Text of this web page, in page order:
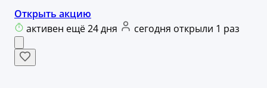
Открыть акцию
активен ещё 24 дня
сегодня открыли 1 раз